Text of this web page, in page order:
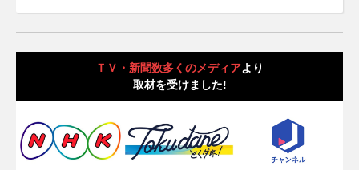
ＴＶ・新聞数多くのメディアより
取材を受けました!